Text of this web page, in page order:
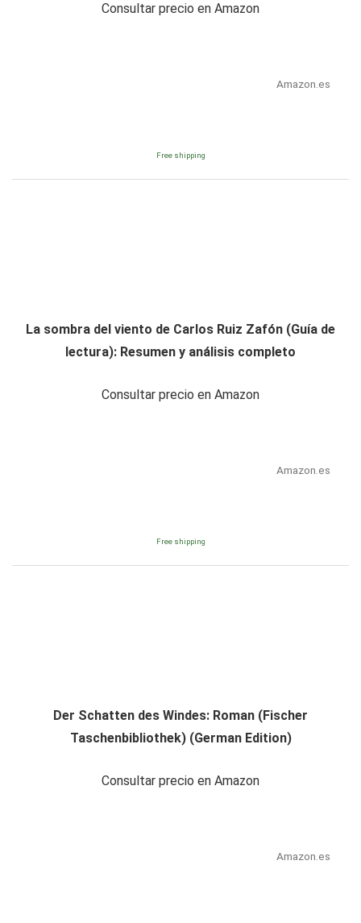
Consultar precio en Amazon
Amazon.es
Free shipping
La sombra del viento de Carlos Ruiz Zafón (Guía de
lectura): Resumen y análisis completo
Consultar precio en Amazon
Amazon.es
Free shipping
Der Schatten des Windes: Roman (Fischer
Taschenbibliothek) (German Edition)
Consultar precio en Amazon
Amazon.es